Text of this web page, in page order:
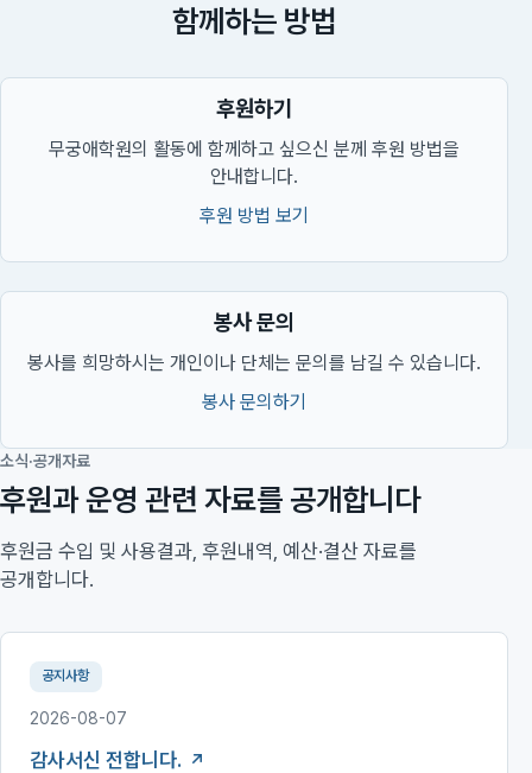
함께하는 방법
후원하기
무궁애학원의 활동에 함께하고 싶으신 분께 후원 방법을
안내합니다.
후원 방법 보기
봉사 문의
봉사를 희망하시는 개인이나 단체는 문의를 남길 수 있습니다.
봉사 문의하기
소식·공개자료
후원과 운영 관련 자료를 공개합니다
후원금 수입 및 사용결과, 후원내역, 예산·결산 자료를
공개합니다.
공지사항
2026-08-07
감사서신 전합니다.